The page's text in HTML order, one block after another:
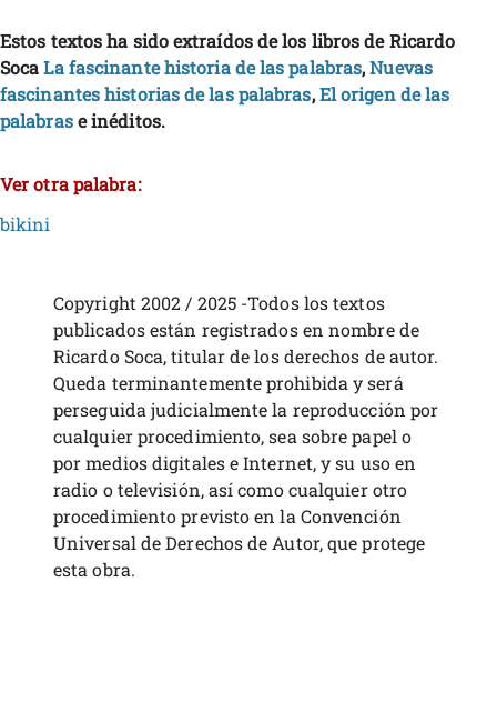
Estos textos ha sido extraídos de los libros de Ricardo
SocaLa fascinante historia de las palabras,Nuevas
fascinantes historias de las palabras,El origen de las
palabrase inéditos.
Ver otra palabra:
bikini
Copyright 2002 / 2025 -Todos los textos
publicados están registrados en nombre de
Ricardo Soca, titular de los derechos de autor.
Queda terminantemente prohibida y será
perseguida judicialmente la reproducción por
cualquier procedimiento, sea sobre papel o
por medios digitales e Internet, y su uso en
radio o televisión, así como cualquier otro
procedimiento previsto en la Convención
Universal de Derechos de Autor, que protege
esta obra.